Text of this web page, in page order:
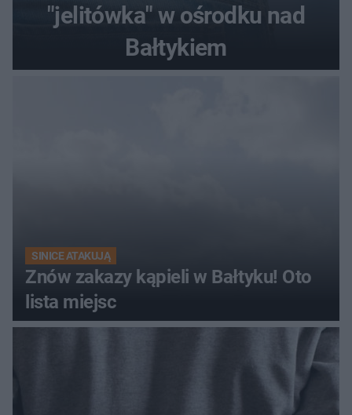
"jelitówka" w ośrodku nad
Bałtykiem
SINICE ATAKUJĄ
Znów zakazy kąpieli w Bałtyku! Oto
lista miejsc